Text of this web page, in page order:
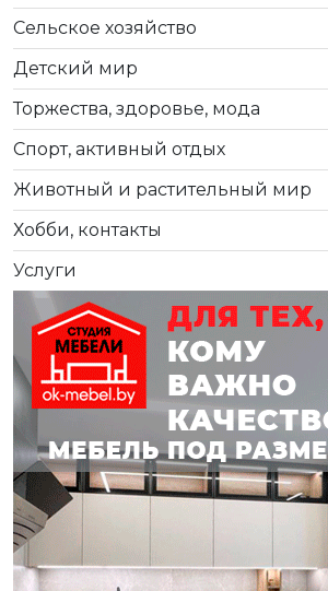
Сельское хозяйство
Детский мир
Торжества, здоровье, мода
Спорт, активный отдых
Животный и растительный мир
Хобби, контакты
Услуги